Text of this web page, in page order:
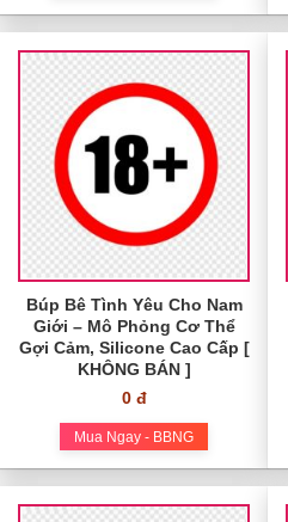
Búp Bê Tình Yêu Cho Nam
Giới – Mô Phỏng Cơ Thể
Gợi Cảm, Silicone Cao Cấp [
KHÔNG BÁN ]
0 đ
Mua Ngay - BBNG